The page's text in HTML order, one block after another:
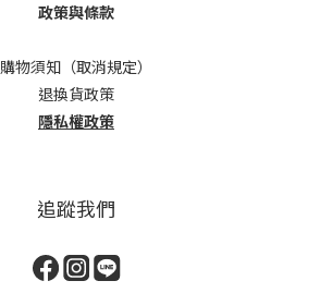
政策與條款
購物須知（取消規定）
退換貨政策
隱私權政策
追蹤我們